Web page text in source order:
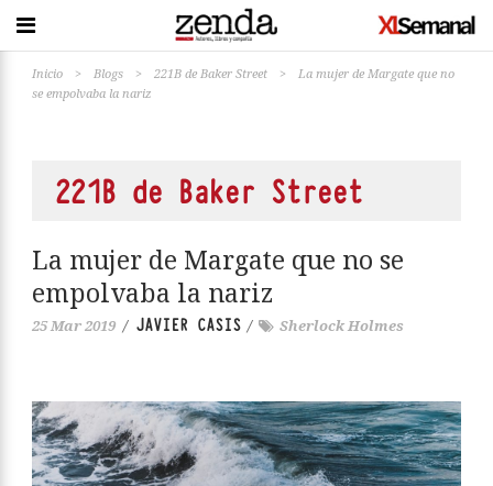
Inicio > Blogs > 221B de Baker Street >
La mujer de Margate que no
se empolvaba la nariz
221B de Baker Street
La mujer de Margate que no se
empolvaba la nariz
25 Mar 2019 / JAVIER CASIS / Sherlock Holmes